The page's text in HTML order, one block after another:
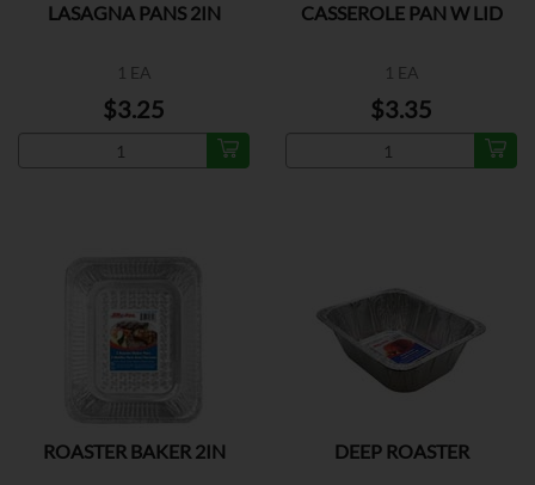
LASAGNA PANS 2IN
1 EA
$3.25
CASSEROLE PAN W LID
1 EA
$3.35
ROASTER BAKER 2IN DEEP ROASTER